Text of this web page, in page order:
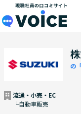
メインコンテンツ
の
流通・小売・EC
└自動車販売